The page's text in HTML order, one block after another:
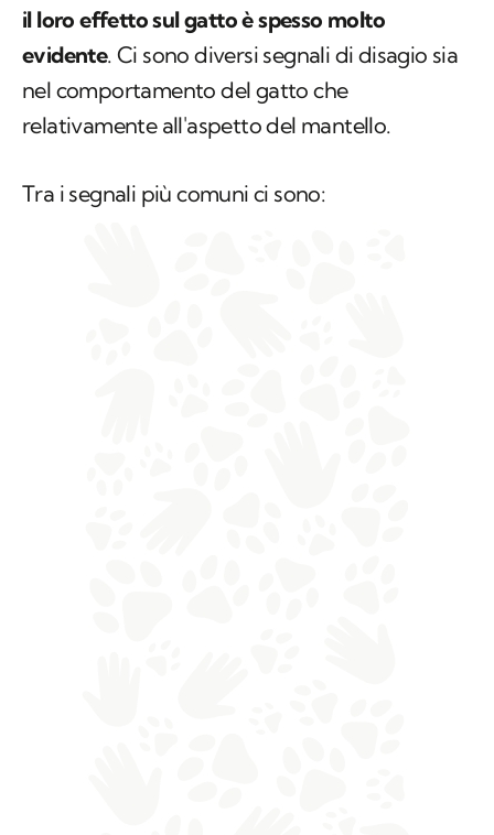
il loro effetto sul gatto è spesso molto
evidente. Ci sono diversi segnali di disagio sia
nel comportamento del gatto che
relativamente all'aspetto del mantello.
Tra i segnali più comuni ci sono: